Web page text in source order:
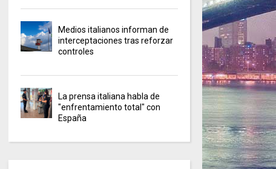
Medios italianos informan de
interceptaciones tras reforzar
controles
La prensa italiana habla de
"enfrentamiento total" con
España